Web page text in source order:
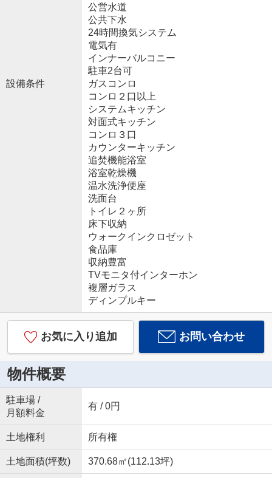
設備条件
公営水道
公共下水
24時間換気システム
電気有
インナーバルコニー
駐車2台可
ガスコンロ
コンロ２口以上
システムキッチン
対面式キッチン
コンロ３口
カウンターキッチン
追焚機能浴室
浴室乾燥機
温水洗浄便座
洗面台
トイレ２ヶ所
床下収納
ウォークインクロゼット
食品庫
収納豊富
TVモニタ付インターホン
複層ガラス
ディンプルキー
お気に入り追加 お問い合わせ
物件概要
駐車場 /
月額料金
有 / 0円
土地権利 所有権
土地面積(坪数) 370.68㎡(112.13坪)